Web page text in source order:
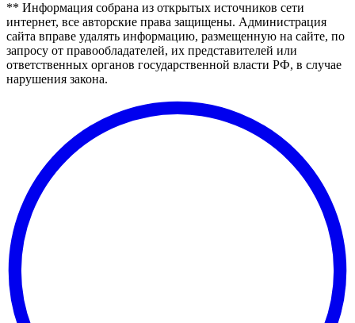
** Информация собрана из открытых источников сети
интернет, все авторские права защищены. Администрация
сайта вправе удалять информацию, размещенную на сайте, по
запросу от правообладателей, их представителей или
ответственных органов государственной власти РФ, в случае
нарушения закона.